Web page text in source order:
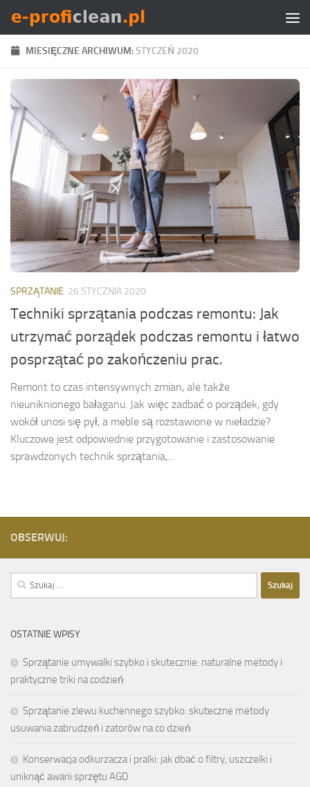
Skip to content
MIESIĘCZNE ARCHIWUM:STYCZEŃ 2020
SPRZĄTANIE 26 STYCZNIA 2020
Techniki sprzątania podczas remontu: Jak
utrzymać porządek podczas remontu i łatwo
posprzątać po zakończeniu prac.
Remont to czas intensywnych zmian, ale także
nieuniknionego bałaganu. Jak więc zadbać o porządek, gdy
wokół unosi się pył, a meble są rozstawione w nieładzie?
Kluczowe jest odpowiednie przygotowanie i zastosowanie
sprawdzonych technik sprzątania,...
OBSERWUJ:
Szukaj:
OSTATNIE WPISY
Sprzątanie umywalki szybko i skutecznie: naturalne metody i
praktyczne triki na codzień
Sprzątanie zlewu kuchennego szybko: skuteczne metody
usuwania zabrudzeń i zatorów na co dzień
Konserwacja odkurzacza i pralki: jak dbać o filtry, uszczelki i
uniknąć awarii sprzętu AGD